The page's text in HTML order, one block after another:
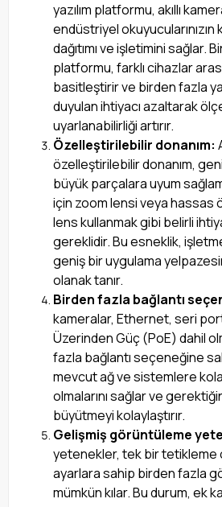
yazılım platformu, akıllı
endüstriyel okuyucularınızın
dağıtımı ve işletimini sağlar.
platformu, farklı cihazlar
basitleştirir ve birden fazla
duyulan ihtiyacı azaltarak
uyarlanabilirliği artırır.
Özelleştirilebilir donanım:
özelleştirilebilir donanım,
büyük parçalara uyum
için zoom lensi veya hassas
lens kullanmak gibi belirli
gereklidir. Bu esneklik,
geniş bir uygulama
olanak tanır.
Birden fazla bağlantı
kameralar, Ethernet, seri
Üzerinden Güç (PoE) dahil
fazla bağlantı seçeneğine
mevcut ağ ve sistemlere
olmalarını sağlar ve
büyütmeyi kolaylaştırır.
Gelişmiş görüntüleme
yetenekler, tek bir tetikleme
ayarlara sahip birden fazla
mümkün kılar. Bu durum, ek